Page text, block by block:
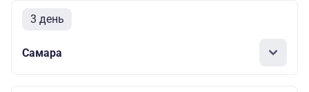
3 день
Самара